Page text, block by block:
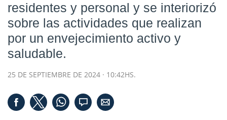
residentes y personal y se interiorizó
sobre las actividades que realizan
por un envejecimiento activo y
saludable.
25 DE SEPTIEMBRE DE 2024 · 10:42HS.